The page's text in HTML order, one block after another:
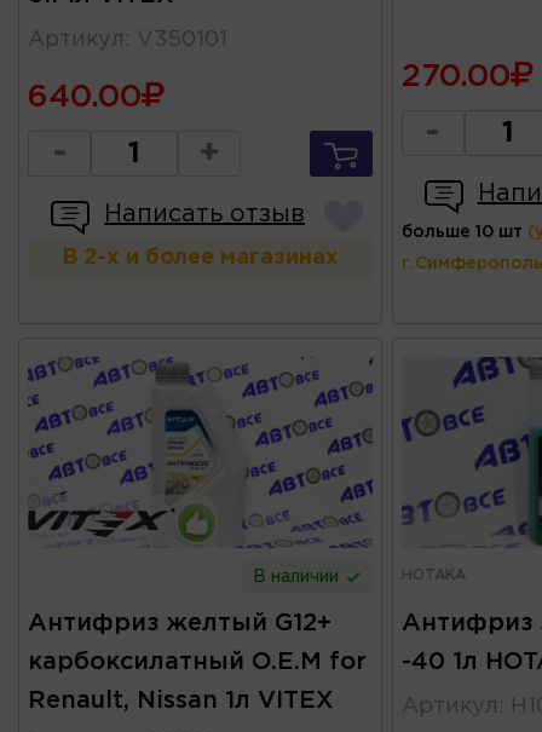
Артикул : V350101
640.00
- +
Написать отзыв
В 2-х и более магазинах
270.00
-
больше 10 шт
В наличии
Антифриз желтый G12+
карбоксилатный O.E.M for
Renault, Nissan 1л VITEX
HOTAKA
Антифриз
-40 1л
Артикул :